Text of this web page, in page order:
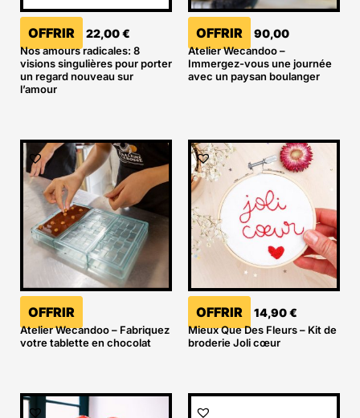
OFFRIR 22,00€
Nos amours radicales: 8
visions singulières pour porter
un regard nouveau sur
l’amour
OFFRIR 90,00
Atelier Wecandoo –
Immergez-vous une journée
avec un paysan boulanger
OFFRIR
Atelier Wecandoo – Fabriquez
votre tablette en chocolat
OFFRIR 14,90€
Mieux Que Des Fleurs – Kit de
broderie Joli cœur